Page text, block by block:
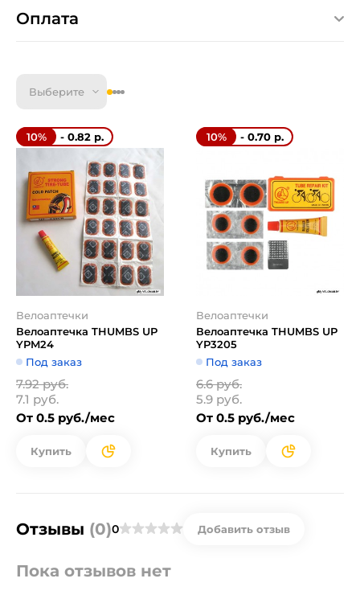
Оплата
Выберите
10% - 0.82 р.
Велоаптечки
Велоаптечка THUMBS UP
YPM24
Под заказ
7.92 руб.
7.1 руб.
От 0.5 руб./мес
Купить
10% - 0.70 р.
Велоаптечки
Велоаптечка THUMBS UP
YP3205
Под заказ
6.6 руб.
5.9 руб.
От 0.5 руб./мес
Купить
Отзывы (0)0 Добавить отзыв
Пока отзывов нет